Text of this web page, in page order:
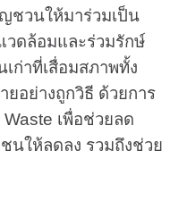
ชวนให้มาร่วมเป็น
วดล้อมและร่วมรักษ์
ก่าที่เสื่อมสภาพทั้ง
อย่างถูกวิธี ด้วยการ
เพื่อช่วยลด
ให้ลดลง รวมถึงช่วย